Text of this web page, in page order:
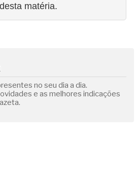
matéria.
no seu dia a dia.
e as melhores indicações